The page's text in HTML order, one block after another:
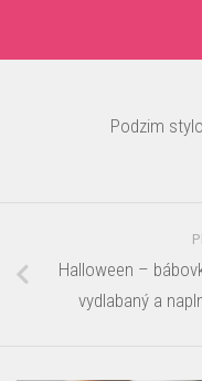
Podzim
Halloween –
vydlabaný a